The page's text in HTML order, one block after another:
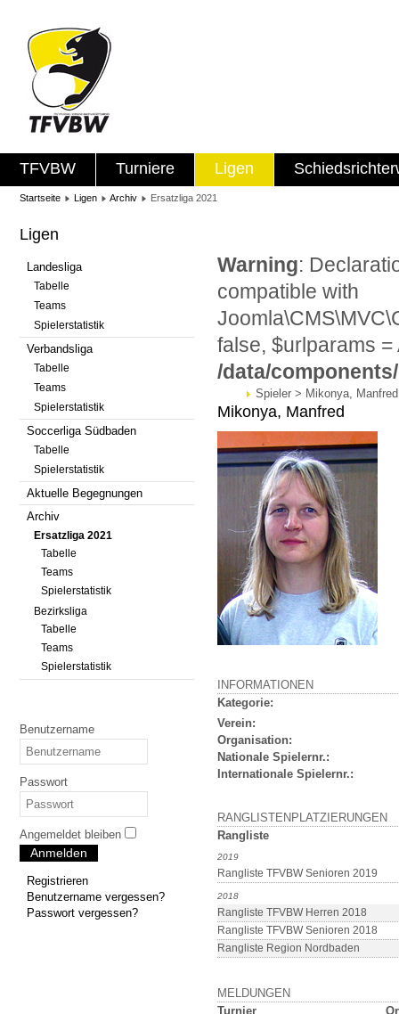
TFVBW Turniere Ligen
Startseite Ligen Archiv Ersatzliga 2021
Ligen
Landesliga
Tabelle
Teams
Spielerstatistik
Verbandsliga
Tabelle
Teams
Spielerstatistik
Soccerliga Südbaden
Tabelle
Spielerstatistik
Aktuelle Begegnungen
Archiv
Ersatzliga 2021
Tabelle
Teams
Spielerstatistik
Bezirksliga
Tabelle
Teams
Spielerstatistik
Benutzername
Passwort
Angemeldet bleiben
Anmelden
Registrieren
Benutzername vergessen?
Passwort vergessen?
Warning:
compatible with
false, $urlparams =
/data/
Spieler > Mikonya, Manfred
Mikonya, Manfred
INFORMATIONEN
Kategorie:
Verein:
Organisation:
Nationale Spielernr.:
Internationale Spielernr.:
RANGLISTENPLATZIERUNGEN
Rangliste
2019
Rangliste TFVBW Senioren 2019
2018
Rangliste TFVBW Herren 2018
Rangliste TFVBW Senioren 2018
Rangliste Region Nordbaden
MELDUNGEN
Turnier